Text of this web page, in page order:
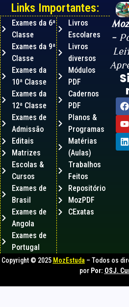
–
Links Importantes:
Exames da 6ª
Classe
Exames da 9ª
Classe
Exames da
10ª Classe
Exames da
12ª Classe
Exames de
Admissão
Editais
Matrizes
Escolas &
Cursos
Exames de
Brasil
Exames de
Angola
Exames de
Portugal
Livros
Escolares
Livros
diversos
Módulos
PDF
Cadernos
PDF
Planos &
Programas
Matérias
(Aulas)
Trabalhos
Feitos
Repositório
MozPDF
CExatas
Copyright © 2025 MozEstuda – Todos os
por Por: OSJ.